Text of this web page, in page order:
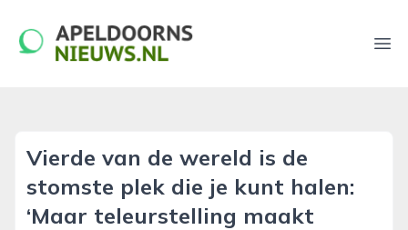
apeldoornsnieuws.nl
Vierde van de wereld is de
stomste plek die je kunt halen:
‘Maar teleurstelling maakt